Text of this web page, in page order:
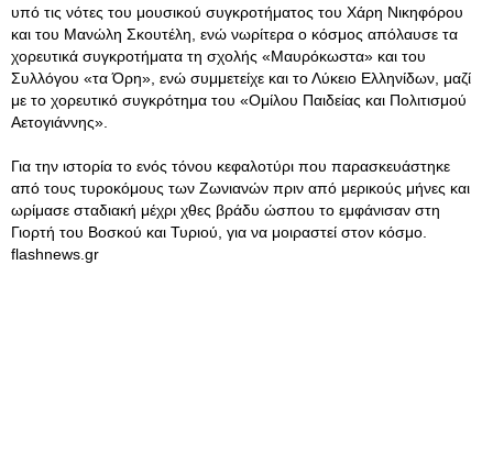
υπό τις νότες του μουσικού συγκροτήματος του Χάρη Νικηφόρου
και του Μανώλη Σκουτέλη, ενώ νωρίτερα ο κόσμος απόλαυσε τα
χορευτικά συγκροτήματα τη σχολής «Μαυρόκωστα» και του
Συλλόγου «τα Όρη», ενώ συμμετείχε και το Λύκειο Ελληνίδων, μαζί
με το χορευτικό συγκρότημα του «Ομίλου Παιδείας και Πολιτισμού
Αετογιάννης».
Για την ιστορία το ενός τόνου κεφαλοτύρι που παρασκευάστηκε
από τους τυροκόμους των Ζωνιανών πριν από μερικούς μήνες και
ωρίμασε σταδιακή μέχρι χθες βράδυ ώσπου το εμφάνισαν στη
Γιορτή του Βοσκού και Τυριού, για να μοιραστεί στον κόσμο.
flashnews.gr